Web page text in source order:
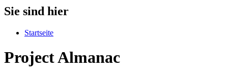
Sie sind hier
Startseite
Project Almanac